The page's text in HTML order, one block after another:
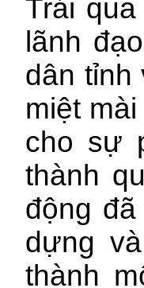
Trải
lãnh
dân tỉnh
miệt
cho sự
thành
động
dựng
thành